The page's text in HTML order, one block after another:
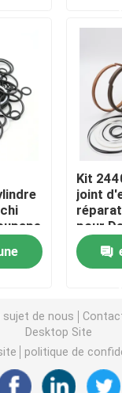
de joint de briseur
Kit
de la poussière
de piston
Kit
joint
pour
DH300 7
sujet de nous
Desktop Site
politique de